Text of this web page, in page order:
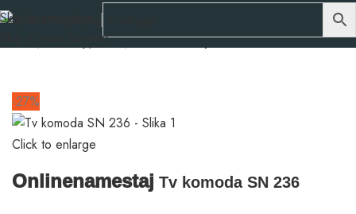
Skip to navigation
Skip to main content
Nameštaj po meri Dnevne sobe po meri
-27%
Click to enlarge
Onlinenamestaj Tv komoda SN 236